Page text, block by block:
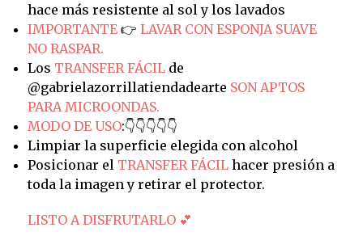
hace más resistente al sol y los lavados
IMPORTANTE 👉 LAVAR CON ESPONJA SUAVE
NO RASPAR.
Los TRANSFER FÁCILde
@gabrielazorrillatiendadearte SON APTOS
PARA MICROONDAS.
MODO DE USO:👇👇👇👇👇
Limpiar la superficie elegida con alcohol
Posicionar el TRANSFER FÁCILhacer presión a
toda la imagen y retirar el protector.
LISTO A DISFRUTARLO 💕